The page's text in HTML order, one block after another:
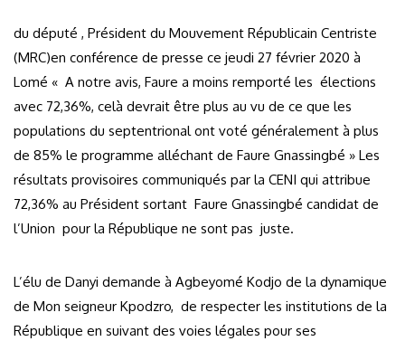
du député , Président du Mouvement Républicain Centriste
(MRC)en conférence de presse ce jeudi 27 février 2020 à
Lomé « A notre avis, Faure a moins remporté les élections
avec 72,36%, celà devrait être plus au vu de ce que les
populations du septentrional ont voté généralement à plus
de 85% le programme alléchant de Faure Gnassingbé » Les
résultats provisoires communiqués par la CENI qui attribue
72,36% au Président sortant Faure Gnassingbé candidat de
l’Union pour la République ne sont pas juste.
L’élu de Danyi demande à Agbeyomé Kodjo de la dynamique
de Mon seigneur Kpodzro, de respecter les institutions de la
République en suivant des voies légales pour ses